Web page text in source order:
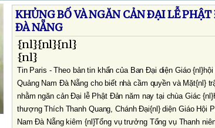
KHỦNG BỐ VÀ NGĂN CẢN ÐẠI LỄ
ÐÀ NẴNG
{nl}{nl}{nl}
{nl}
Tin Paris - Theo bản tin khẩn của Ban Ðại diện Giáo
Quảng Nam Ðà Nẵng cho biết nhà cầm quyền và Mặt{nl}
nhằm ngăn cản Ðại lễ Phật Ðản năm nay tại chùa Giác
thượng Thích Thanh Quang, Chánh Ðại{nl} diện Giáo Hội
Nam Ðà Nẵng kiêm {nl}Tổng vụ trưởng Tổng vụ Thanh